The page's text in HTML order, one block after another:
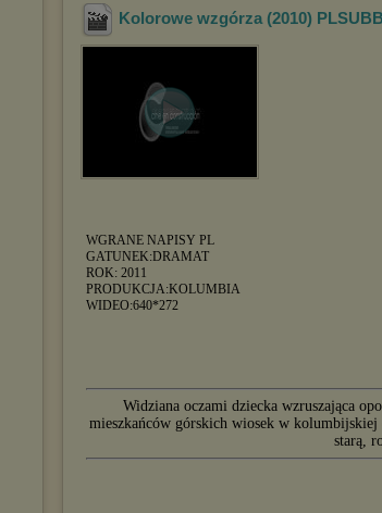
Kolorowe wzgórza (2010)
WGRANE NAPISY PL
GATUNEK:DRAMAT
ROK: 2011
PRODUKCJA:KOLUMBIA
WIDEO:640*272
Widziana oczami dziecka wzruszająca
mieszkańców górskich wiosek w
starą,